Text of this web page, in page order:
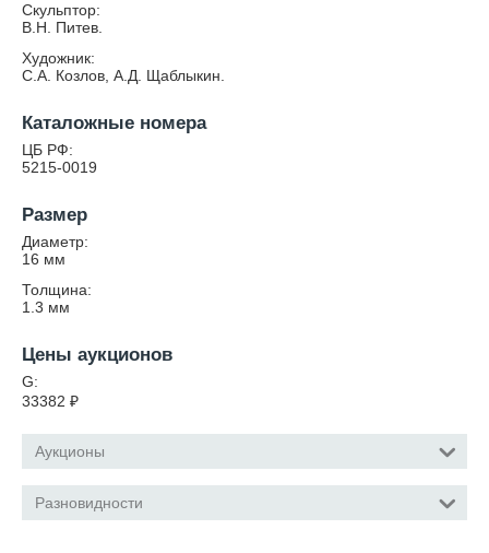
Скульптор:
В.Н. Питев.
Художник:
С.А. Козлов, А.Д. Щаблыкин.
Каталожные номера
ЦБ РФ:
5215-0019
Размер
Диаметр:
16 мм
Толщина:
1.3 мм
Цены аукционов
G:
33382 ₽
Аукционы
Разновидности